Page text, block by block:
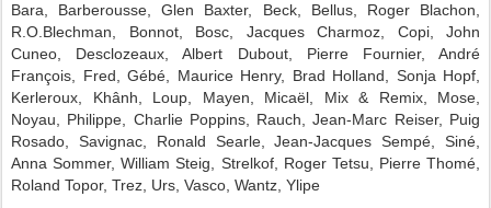
Bara, Barberousse, Glen Baxter, Beck, Bellus, Roger Blachon,
R.O.Blechman, Bonnot, Bosc, Jacques Charmoz, Copi, John
Cuneo, Desclozeaux, Albert Dubout, Pierre Fournier, André
François, Fred, Gébé, Maurice Henry, Brad Holland, Sonja Hopf,
Kerleroux, Khânh, Loup, Mayen, Micaël, Mix & Remix, Mose,
Noyau, Philippe, Charlie Poppins, Rauch, Jean-Marc Reiser, Puig
Rosado, Savignac, Ronald Searle, Jean-Jacques Sempé, Siné,
Anna Sommer, William Steig, Strelkof, Roger Tetsu, Pierre Thomé,
Roland Topor, Trez, Urs, Vasco, Wantz, Ylipe